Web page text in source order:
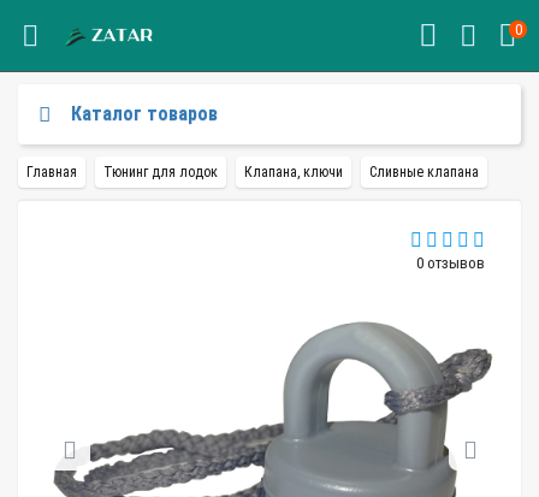
0
Каталог товаров
Главная Тюнинг для лодок Клапана, ключи Сливные клапана
0 отзывов